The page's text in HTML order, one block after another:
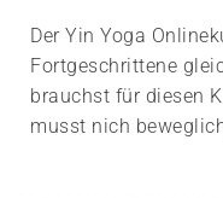
Der Yin Yoga
Fortgeschrittene
brauchst für diesen
musst nich